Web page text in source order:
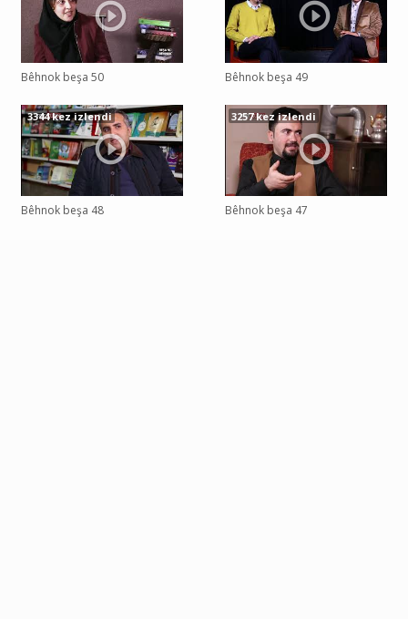
Bêhnok beşa 50 Bêhnok beşa 49
Bêhnok beşa 48
3344 kez izlendi
Bêhnok beşa 47
3257 kez izlendi